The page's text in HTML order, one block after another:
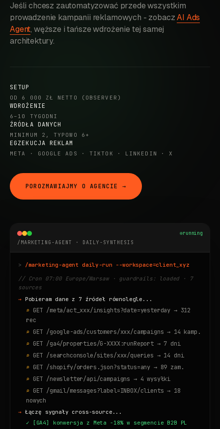
Jeśli chcesz zautomatyzować przede wszystkim
prowadzenie kampanii reklamowych - zobaczAI Ads
Agent, węższe i tańsze wdrożenie tej samej
architektury.
SETUP
OD 6 000 ZŁ NETTO (OBSERVER)
WDROŻENIE
6–10 TYGODNI
ŹRÓDŁA DANYCH
MINIMUM 2, TYPOWO 6+
EGZEKUCJA REKLAM
META · GOOGLE ADS · TIKTOK · LINKEDIN · X
POROZMAWIAJMY O AGENCIE →
/MARKETING-AGENT · DAILY-SYNTHESIS
running
/marketing-agent daily-run --workspace=client_xyz
// Cron 07:00 Europe/Warsaw · guardrails: loaded · 7
sources
Pobieram dane z 7 źródeł równolegle...
GET /meta/act_xxx/insights?date=yesterday → 312
rec
GET /google-ads/customers/xxx/campaigns → 14 kamp.
GET /ga4/properties/G-XXXX:runReport → 7 dni
GET /searchconsole/sites/xxx/queries → 14 dni
GET /shopify/orders.json?status=any → 89 zam.
GET /newsletter/api/campaigns → 4 wysyłki
GET /gmail/messages?label=INBOX/clients → 18
nowych
Łączę sygnały cross-source...
[GA4] konwersja z Meta -18% w segmencie B2B PL